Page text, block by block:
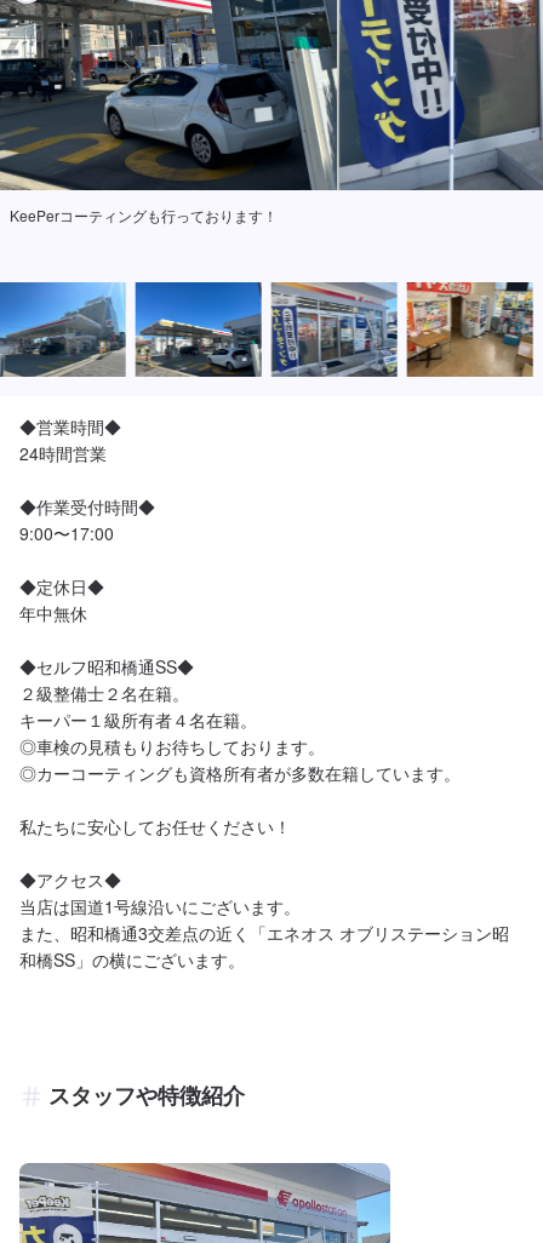
KeePerコーティングも行っております！
◆営業時間◆
24時間営業
◆作業受付時間◆
9:00〜17:00
◆定休日◆
年中無休
◆セルフ昭和橋通SS◆
２級整備士２名在籍。
キーパー１級所有者４名在籍。
◎車検の見積もりお待ちしております。
◎カーコーティングも資格所有者が多数在籍しています。
私たちに安心してお任せください！
◆アクセス◆
当店は国道1号線沿いにございます。
また、昭和橋通3交差点の近く「エネオス オブリステーション昭
スタッフや特徴紹介